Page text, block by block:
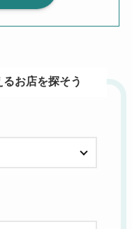
お店を探そう